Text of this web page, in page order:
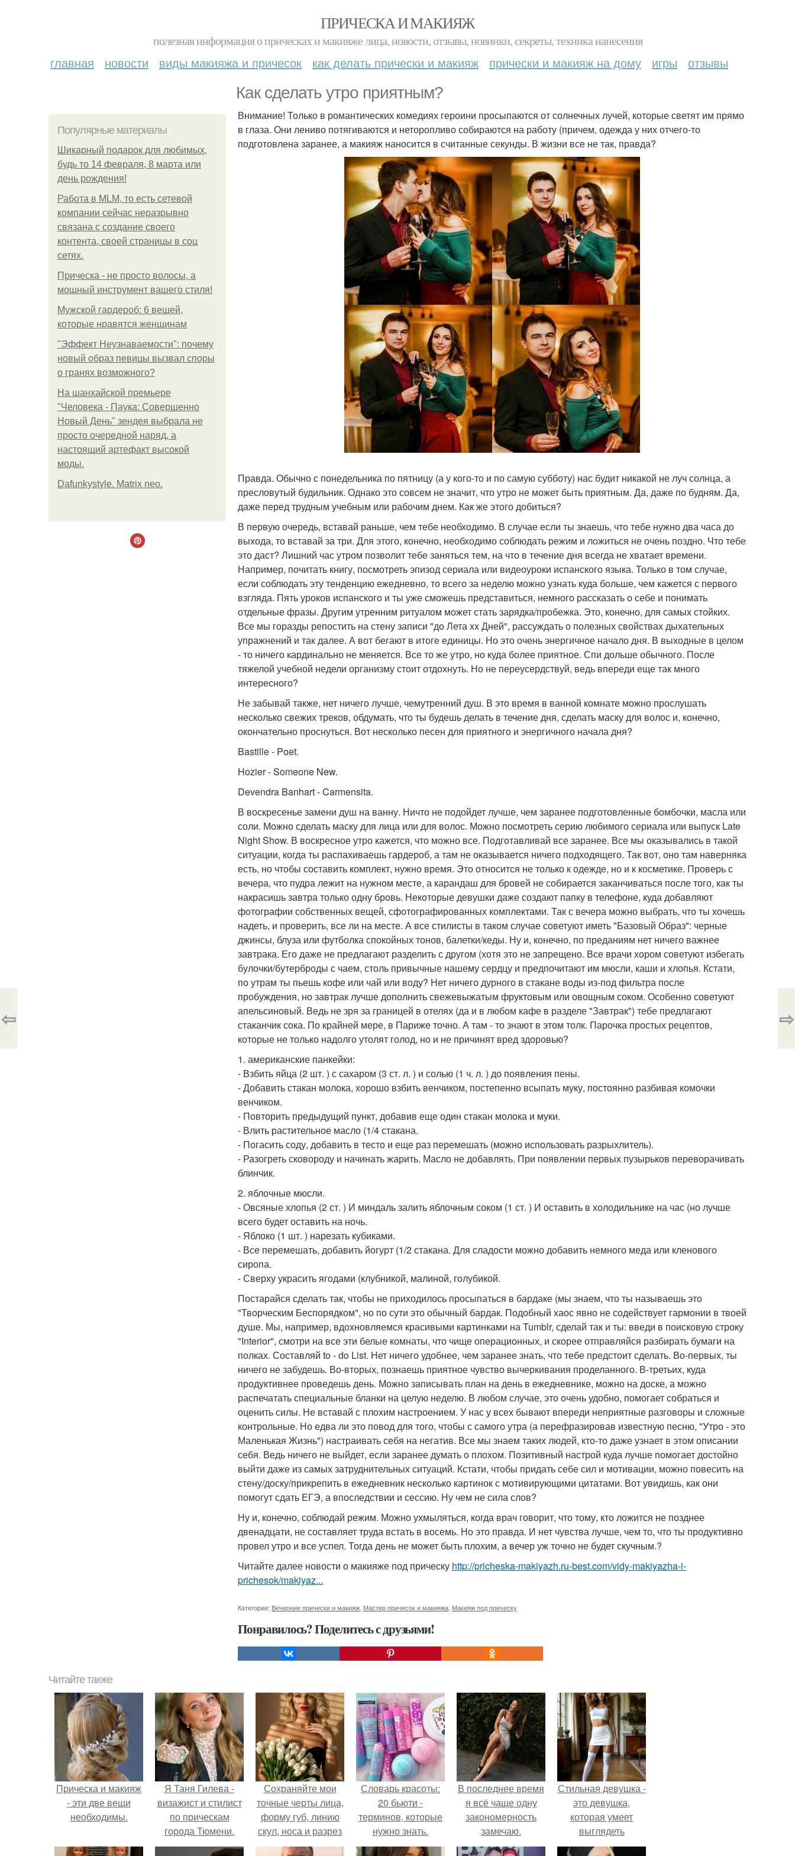
ПРИЧЕСКА И МАКИЯЖ
полезная информация о прическах и макияже лица, новости, отзывы, новинки, секреты, техника нанесения
главная новости виды макияжа и причесок как делать прически и макияж прически и макияж на дому игры отзывы
Как сделать утро приятным?
Популярные материалы
Шикарный подарок для любимых,
будь то 14 февраля, 8 марта или
день рождения!
Работа в MLM, то есть сетевой
компании сейчас неразрывно
связана с создание своего
контента, своей страницы в соц
сетях.
Прическа - не просто волосы, а
мощный инструмент вашего стиля!
Мужской гардероб: 6 вещей,
которые нравятся женщинам
"Эффект Неузнаваемости": почему
новый образ певицы вызвал споры
о гранях возможного?
На шанхайской премьере
"Человека - Паука: Совершенно
Новый День" зендея выбрала не
просто очередной наряд, а
настоящий артефакт высокой
моды.
Dafunkystyle. Matrix neo.
Внимание! Только в романтических комедиях героини просыпаются от солнечных лучей, которые светят им прямо
в глаза. Они лениво потягиваются и неторопливо собираются на работу (причем, одежда у них отчего-то
подготовлена заранее, а макияж наносится в считанные секунды. В жизни все не так, правда?
Правда. Обычно с понедельника по пятницу (а у кого-то и по самую субботу) нас будит никакой не луч солнца, а
пресловутый будильник. Однако это совсем не значит, что утро не может быть приятным. Да, даже по будням. Да,
даже перед трудным учебным или рабочим днем. Как же этого добиться?
В первую очередь, вставай раньше, чем тебе необходимо. В случае если ты знаешь, что тебе нужно два часа до
выхода, то вставай за три. Для этого, конечно, необходимо соблюдать режим и ложиться не очень поздно. Что тебе
это даст? Лишний час утром позволит тебе заняться тем, на что в течение дня всегда не хватает времени.
Например, почитать книгу, посмотреть эпизод сериала или видеоуроки испанского языка. Только в том случае,
если соблюдать эту тенденцию ежедневно, то всего за неделю можно узнать куда больше, чем кажется с первого
взгляда. Пять уроков испанского и ты уже сможешь представиться, немного рассказать о себе и понимать
отдельные фразы. Другим утренним ритуалом может стать зарядка/пробежка. Это, конечно, для самых стойких.
Все мы горазды репостить на стену записи "до Лета xx Дней", рассуждать о полезных свойствах дыхательных
упражнений и так далее. А вот бегают в итоге единицы. Но это очень энергичное начало дня. В выходные в целом
- то ничего кардинально не меняется. Все то же утро, но куда более приятное. Спи дольше обычного. После
тяжелой учебной недели организму стоит отдохнуть. Но не переусердствуй, ведь впереди еще так много
интересного?
Не забывай также, нет ничего лучше, чемутренний душ. В это время в ванной комнате можно прослушать
несколько свежих треков, обдумать, что ты будешь делать в течение дня, сделать маску для волос и, конечно,
окончательно проснуться. Вот несколько песен для приятного и энергичного начала дня?
Bastille - Poet.
Hozier - Someone New.
Devendra Banhart - Carmensita.
В воскресенье замени душ на ванну. Ничто не подойдет лучше, чем заранее подготовленные бомбочки, масла или
соли. Можно сделать маску для лица или для волос. Можно посмотреть серию любимого сериала или выпуск Late
Night Show. В воскресное утро кажется, что можно все. Подготавливай все заранее. Все мы оказывались в такой
ситуации, когда ты распахиваешь гардероб, а там не оказывается ничего подходящего. Так вот, оно там наверняка
есть, но чтобы составить комплект, нужно время. Это относится не только к одежде, но и к косметике. Проверь с
вечера, что пудра лежит на нужном месте, а карандаш для бровей не собирается заканчиваться после того, как ты
накрасишь завтра только одну бровь. Некоторые девушки даже создают папку в телефоне, куда добавляют
фотографии собственных вещей, сфотографированных комплектами. Так с вечера можно выбрать, что ты хочешь
надеть, и проверить, все ли на месте. А все стилисты в таком случае советуют иметь "Базовый Образ": черные
джинсы, блуза или футболка спокойных тонов, балетки/кеды. Ну и, конечно, по преданиям нет ничего важнее
завтрака. Его даже не предлагают разделить с другом (хотя это не запрещено. Все врачи хором советуют избегать
булочки/бутерброды с чаем, столь привычные нашему сердцу и предпочитают им мюсли, каши и хлопья. Кстати,
по утрам ты пьешь кофе или чай или воду? Нет ничего дурного в стакане воды из-под фильтра после
пробуждения, но завтрак лучше дополнить свежевыжатым фруктовым или овощным соком. Особенно советуют
апельсиновый. Ведь не зря за границей в отелях (да и в любом кафе в разделе "Завтрак") тебе предлагают
стаканчик сока. По крайней мере, в Париже точно. А там - то знают в этом толк. Парочка простых рецептов,
которые не только надолго утолят голод, но и не причинят вред здоровью?
1. американские панкейки:
- Взбить яйца (2 шт. ) с сахаром (3 ст. л. ) и солью (1 ч. л. ) до появления пены.
- Добавить стакан молока, хорошо взбить венчиком, постепенно всыпать муку, постоянно разбивая комочки
венчиком.
- Повторить предыдущий пункт, добавив еще один стакан молока и муки.
- Влить растительное масло (1/4 стакана.
- Погасить соду, добавить в тесто и еще раз перемешать (можно использовать разрыхлитель).
- Разогреть сковороду и начинать жарить. Масло не добавлять. При появлении первых пузырьков переворачивать
блинчик.
2. яблочные мюсли.
- Овсяные хлопья (2 ст. ) И миндаль залить яблочным соком (1 ст. ) И оставить в холодильнике на час (но лучше
всего будет оставить на ночь.
- Яблоко (1 шт. ) нарезать кубиками.
- Все перемешать, добавить йогурт (1/2 стакана. Для сладости можно добавить немного меда или кленового
сиропа.
- Сверху украсить ягодами (клубникой, малиной, голубикой.
Постарайся сделать так, чтобы не приходилось просыпаться в бардаке (мы знаем, что ты называешь это
"Творческим Беспорядком", но по сути это обычный бардак. Подобный хаос явно не содействует гармонии в твоей
душе. Мы, например, вдохновляемся красивыми картинками на Tumblr, сделай так и ты: введи в поисковую строку
"Interior", смотри на все эти белые комнаты, что чище операционных, и скорее отправляйся разбирать бумаги на
полках. Составляй to - do List. Нет ничего удобнее, чем заранее знать, что тебе предстоит сделать. Во-первых, ты
ничего не забудешь. Во-вторых, познаешь приятное чувство вычеркивания проделанного. В-третьих, куда
продуктивнее проведешь день. Можно записывать план на день в ежедневнике, можно на доске, а можно
распечатать специальные бланки на целую неделю. В любом случае, это очень удобно, помогает собраться и
оценить силы. Не вставай с плохим настроением. У нас у всех бывают впереди неприятные разговоры и сложные
контрольные. Но едва ли это повод для того, чтобы с самого утра (а перефразировав известную песню, "Утро - это
Маленькая Жизнь") настраивать себя на негатив. Все мы знаем таких людей, кто-то даже узнает в этом описании
себя. Ведь ничего не выйдет, если заранее думать о плохом. Позитивный настрой куда лучше помогает достойно
выйти даже из самых затруднительных ситуаций. Кстати, чтобы придать себе сил и мотивации, можно повесить на
стену/доску/прикрепить в ежедневник несколько картинок с мотивирующими цитатами. Вот увидишь, как они
помогут сдать ЕГЭ, а впоследствии и сессию. Ну чем не сила слов?
Ну и, конечно, соблюдай режим. Можно ухмыляться, когда врач говорит, что тому, кто ложится не позднее
двенадцати, не составляет труда встать в восемь. Но это правда. И нет чувства лучше, чем то, что ты продуктивно
провел утро и все успел. Тогда день не может быть плохим, а вечер уж точно не будет скучным.?
Читайте далее новости о макияже под прическу http://pricheska-makiyazh.ru-best.com/vidy-makiyazha-i-
prichesok/makiyaz...
Категории: Вечерние прически и макияж Мастер причесок и макияжа Макияж под прическу
Понравилось? Поделитесь с друзьями!
⇦ ⇨
Читайте также
Прическа и макияж
- эти две вещи
необходимы.
Я Таня Гилева -
визажист и стилист
по прическам
города Тюмени.
Сохраняйте мои
точные черты лица,
форму губ, линию
скул, носа и разрез
глаз.
Словарь красоты:
20 бьюти -
терминов, которые
нужно знать.
В последнее время
я всё чаще одну
закономерность
замечаю.
Стильная девушка -
это девушка,
которая умеет
выглядеть
привлекательно и